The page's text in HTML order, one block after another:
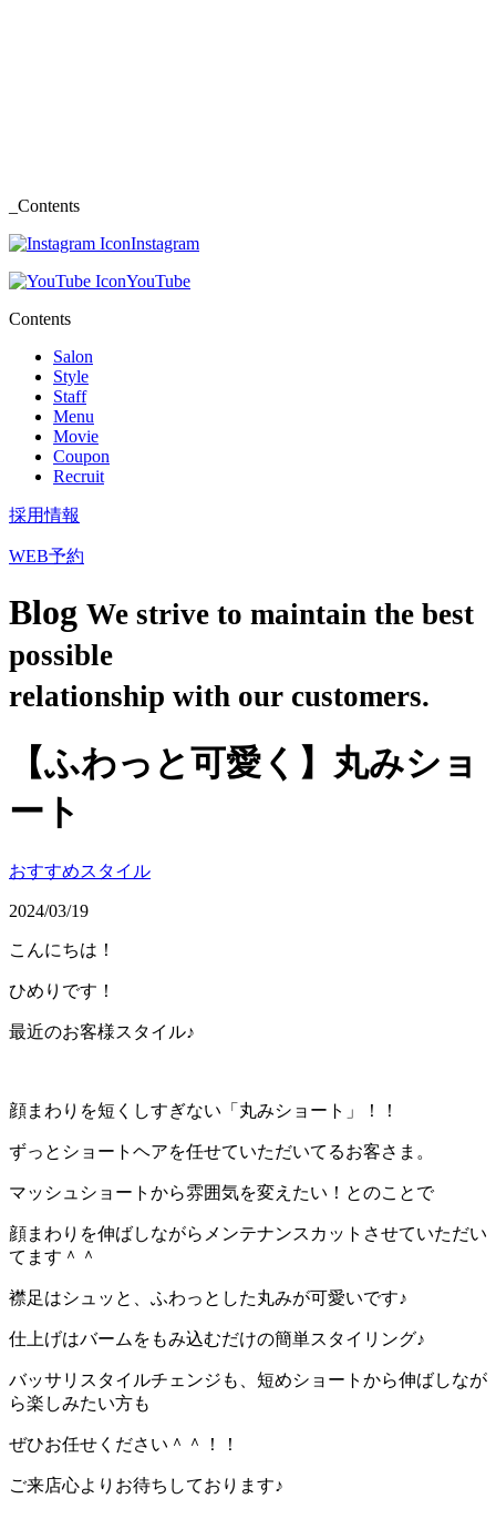
_Contents
Instagram
YouTube
Contents
Salon
Style
Staff
Menu
Movie
Coupon
Recruit
採用情報
WEB予約
Blog We strive to maintain the best
possible
relationship with our customers.
【ふわっと可愛く】丸みショ
ート
おすすめスタイル
2024/03/19
こんにちは！
ひめりです！
最近のお客様スタイル♪
顔まわりを短くしすぎない「丸みショート」！！
ずっとショートヘアを任せていただいてるお客さま。
マッシュショートから雰囲気を変えたい！とのことで
顔まわりを伸ばしながらメンテナンスカットさせていただい
てます＾＾
襟足はシュッと、ふわっとした丸みが可愛いです♪
仕上げはバームをもみ込むだけの簡単スタイリング♪
バッサリスタイルチェンジも、短めショートから伸ばしなが
ら楽しみたい方も
ぜひお任せください＾＾！！
ご来店心よりお待ちしております♪